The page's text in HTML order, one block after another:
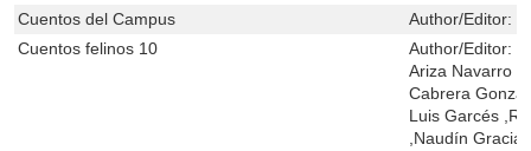
Cuentos del Campus
Author/Editor:
Cuentos felinos 10
Author/Editor:
Ariza Navarro
Cabrera
Luis Garcés
,Naudín